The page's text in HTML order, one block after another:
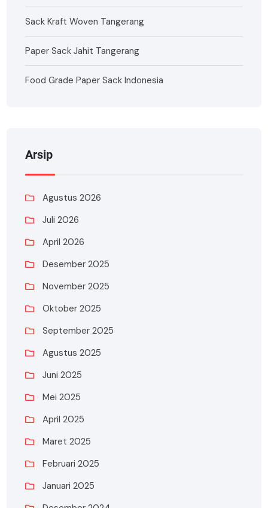
Sack Kraft Woven Tangerang
Paper Sack Jahit Tangerang
Food Grade Paper Sack Indonesia
Arsip
Agustus 2026
Juli 2026
April 2026
Desember 2025
November 2025
Oktober 2025
September 2025
Agustus 2025
Juni 2025
Mei 2025
April 2025
Maret 2025
Februari 2025
Januari 2025